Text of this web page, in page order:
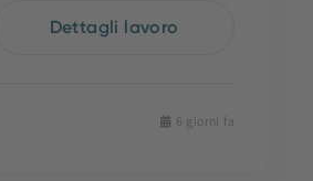
Dettagli lavoro
6 giorni fa